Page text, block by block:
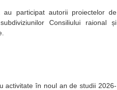
au participat autorii proiectelor de
Consiliului raional și
activitate în noul an de studii 2026-